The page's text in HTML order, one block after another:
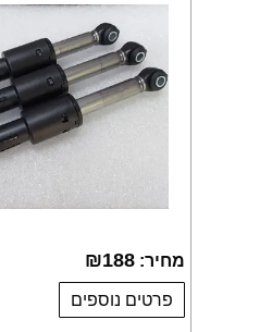
מחיר: ₪188
פרטים נוספים